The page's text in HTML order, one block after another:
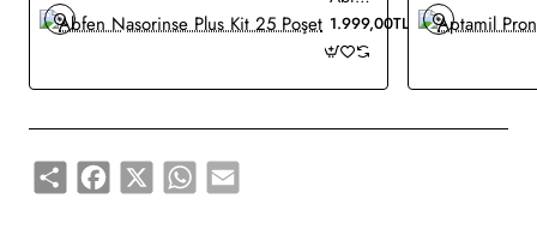
vitaminleri, Magnezyum, Kalsiyum, Potasyum, Fosfor, Demir,
Çinko, Bakır, Klor, Selenyum, İyot mineralleri içerir.
**Bebeğiniz için en üstün besin anne sütüdür. Anne sütü
sağlık çalışanına danışınız.
1.999,00TL
Share Facebook
X WhatsApp
Email